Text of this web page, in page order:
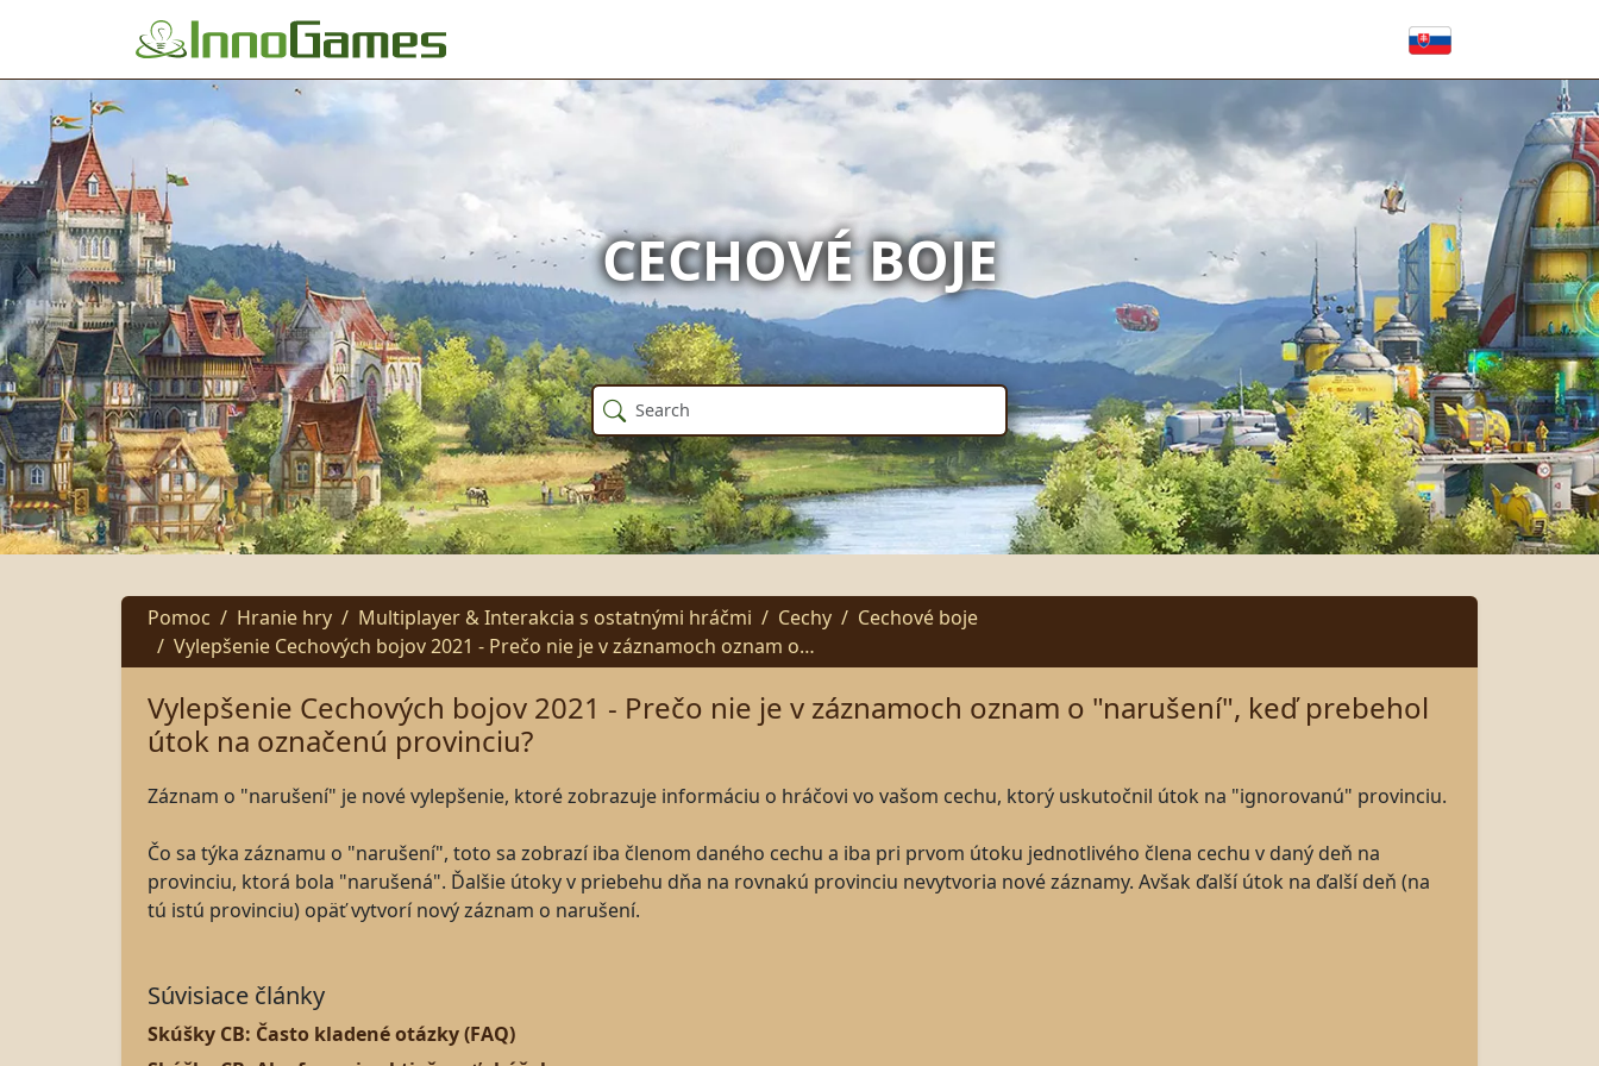
CECHOVÉ BOJE
Pomoc Hranie hry Multiplayer & Interakcia s ostatnými hráčmi Cechy
Cechové boje
Vylepšenie Cechových bojov 2021 - Prečo nie je v záznamoch oznam o…
Vylepšenie Cechových bojov 2021 - Prečo nie je v záznamoch oznam o "narušení", keď prebehol
útok na označenú provinciu?
Záznam o "narušení" je nové vylepšenie, ktoré zobrazuje informáciu o hráčovi vo vašom cechu, ktorý uskutočnil útok na "ignorovanú" provinciu.
Čo sa týka záznamu o "narušení", toto sa zobrazí iba členom daného cechu a iba pri prvom útoku jednotlivého člena cechu v daný deň na
provinciu, ktorá bola "narušená". Ďalšie útoky v priebehu dňa na rovnakú provinciu nevytvoria nové záznamy. Avšak ďalší útok na ďalší deň (na
tú istú provinciu) opäť vytvorí nový záznam o narušení.
Súvisiace články
Skúšky CB: Často kladené otázky (FAQ)